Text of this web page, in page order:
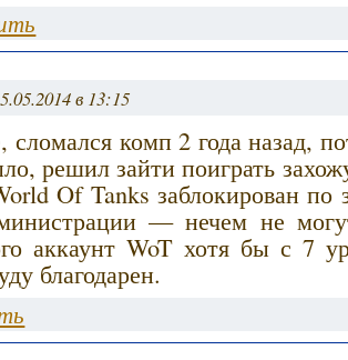
в 13:15
сломался комп 2 года назад,
решил зайти поиграть
Of Tanks заблокирован по
— нечем не
аккаунт WoT хотя бы с 7
благодарен.